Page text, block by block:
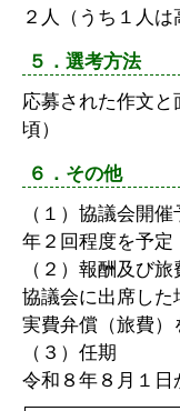
２人（うち１人は
５．選考方法
応募された作文
頃）
６．その他
（１）協議会開
年２回程度を予定
（２）報酬及び旅
協議会に出席し
実費弁償（旅費）
（３）任期
令和８年８月１日